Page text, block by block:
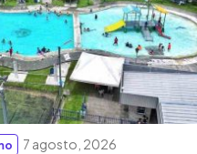
7 agosto, 2026